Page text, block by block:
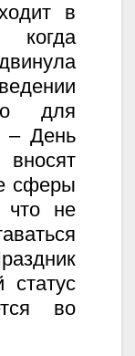
в
когда
для
– День
сферы
что не
статус
во